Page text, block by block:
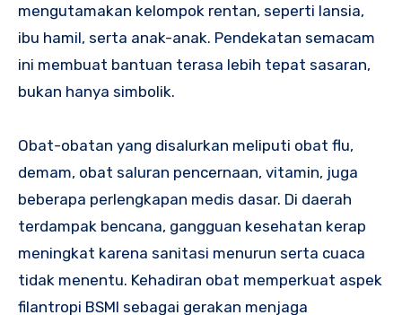
mengutamakan kelompok rentan, seperti lansia,
ibu hamil, serta anak-anak. Pendekatan semacam
ini membuat bantuan terasa lebih tepat sasaran,
bukan hanya simbolik.
Obat-obatan yang disalurkan meliputi obat flu,
demam, obat saluran pencernaan, vitamin, juga
beberapa perlengkapan medis dasar. Di daerah
terdampak bencana, gangguan kesehatan kerap
meningkat karena sanitasi menurun serta cuaca
tidak menentu. Kehadiran obat memperkuat aspek
filantropi BSMI sebagai gerakan menjaga